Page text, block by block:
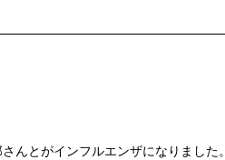
んとがインフルエンザになりました。